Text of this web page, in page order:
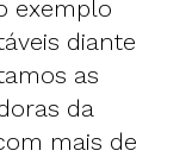
exemplo
diante
as
da
mais de